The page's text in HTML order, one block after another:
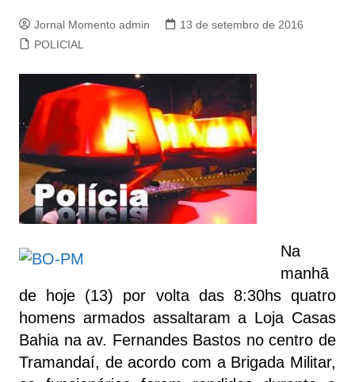
Jornal Momento admin
13 de setembro de 2016
POLICIAL
Na
manhã
de hoje (13) por volta das 8:30hs quatro
homens armados assaltaram a Loja Casas
Bahia na av. Fernandes Bastos no centro de
Tramandaí, de acordo com a Brigada Militar,